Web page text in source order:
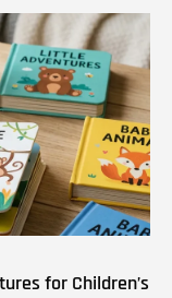
for Children’s